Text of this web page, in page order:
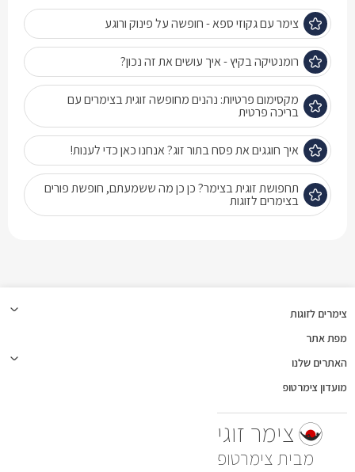
צימר עם גקוזי ספא - חופשה על פינוק ורוגע
רומנטיקה בקיץ - איך עושים את זה נכון?
מקסימום פרטיות: נהנים מחופשה זוגית בצימרים עם
בריכה פרטית
איך חוגגים את פסח בתור זוג? אנחנו כאן כדי לענות!
תחפושת זוגית בצימר? כן כן מה ששמעתם, חופשת פורים
בצימרים לזוגות
צימר זוגי
צימרטופ
צימרים לזוגות
מפת אתר
האתרים שלנו
מועדון צימרטופ